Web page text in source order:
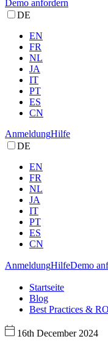
Demo anfordern
DE
EN
FR
NL
JA
IT
PT
ES
CN
AnmeldungHilfe
DE
EN
FR
NL
JA
IT
PT
ES
CN
AnmeldungHilfeDemo
Startseite
Blog
Best Practices &
16th December 2024